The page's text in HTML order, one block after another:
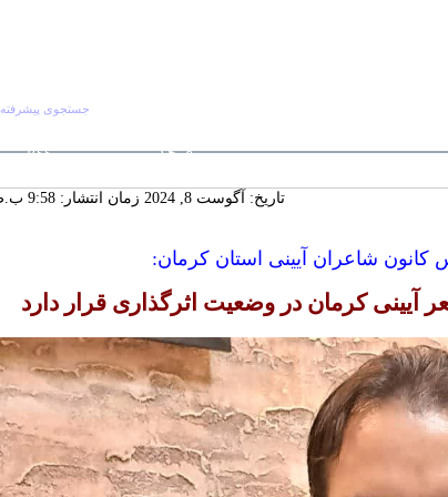
خانه
چشمه‌سار در
جستجوی پیشرفته
RSS
۱۴۰۵
تاریخ: آگوست 8, 2024 زمان انتشار: 9:58 ب.ظ
کانون شاعران آیینی استان کرمان:
آیینی کرمان در وضعیت اثرگذاری قرار دارد